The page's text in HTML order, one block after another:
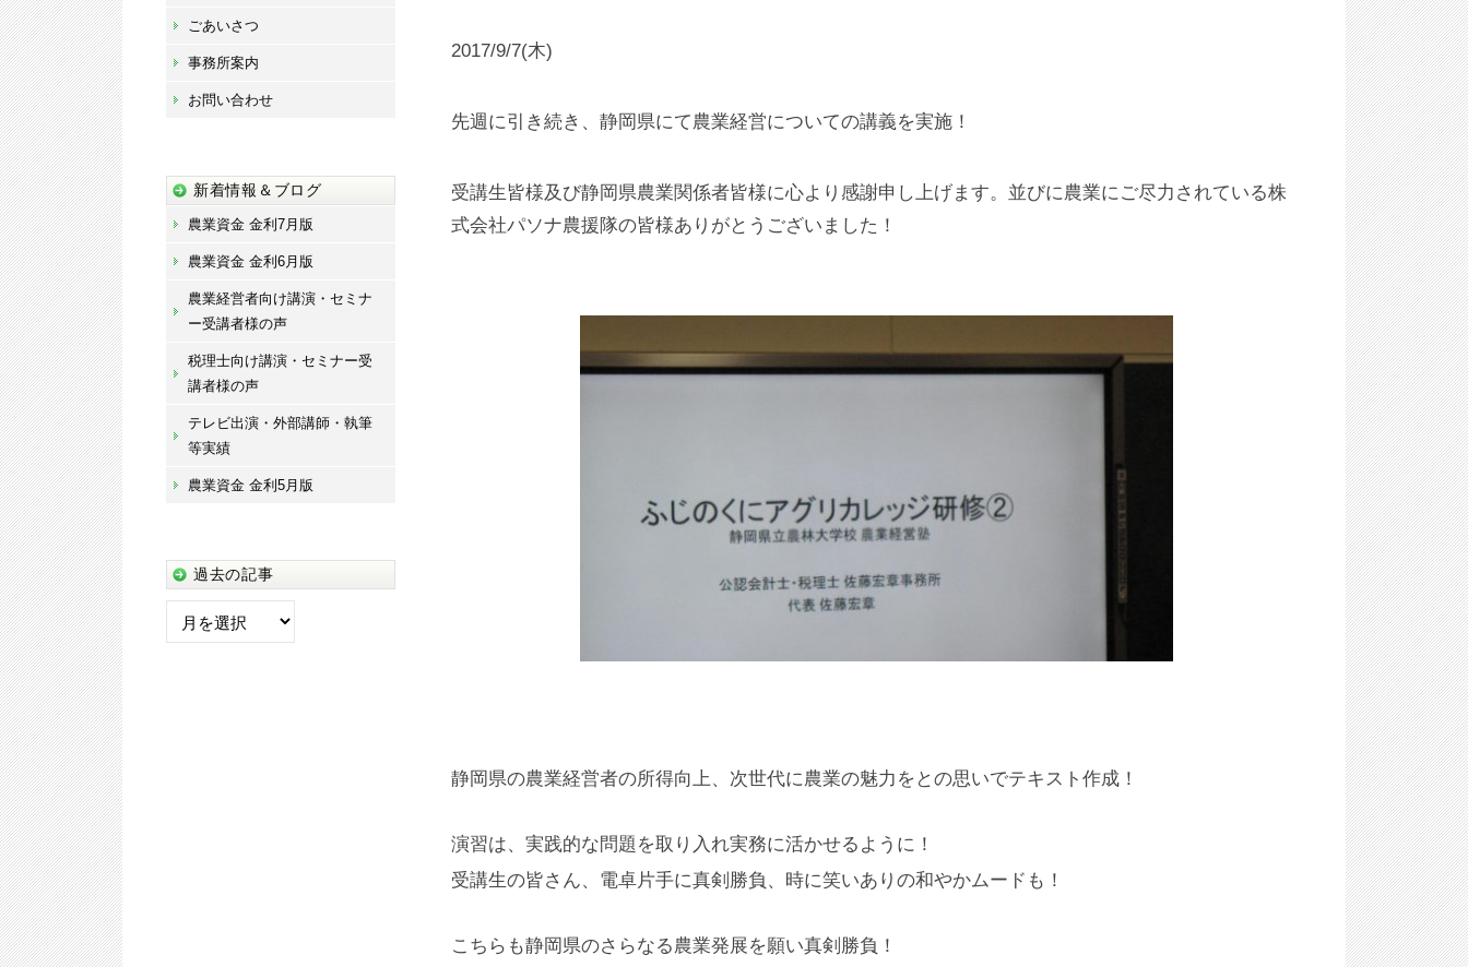
2017/9/7(木)
先週に引き続き、静岡県にて農業経営についての講義を実施！
受講生皆様及び静岡県農業関係者皆様に心より感謝申し上げます。並びに農業にご尽力されている株
式会社パソナ農援隊の皆様ありがとうございました！
静岡県の農業経営者の所得向上、次世代に農業の魅力をとの思いでテキスト作成！
演習は、実践的な問題を取り入れ実務に活かせるように！
受講生の皆さん、電卓片手に真剣勝負、時に笑いありの和やかムードも！
こちらも静岡県のさらなる農業発展を願い真剣勝負！
ごあいさつ
事務所案内
お問い合わせ
新着情報＆ブログ
農業資金 金利7月版
農業資金 金利6月版
農業経営者向け講演・セミナ
ー受講者様の声
税理士向け講演・セミナー受
講者様の声
テレビ出演・外部講師・執筆
等実績
農業資金 金利5月版
過去の記事
過